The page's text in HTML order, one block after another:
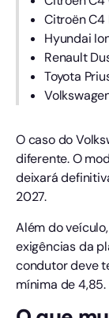
Citroën C4
Hyundai
Renault
Toyota
O caso do
diferente. O
deixará
2027.
Além do
exigências da
condutor deve
mínima de 4,85.